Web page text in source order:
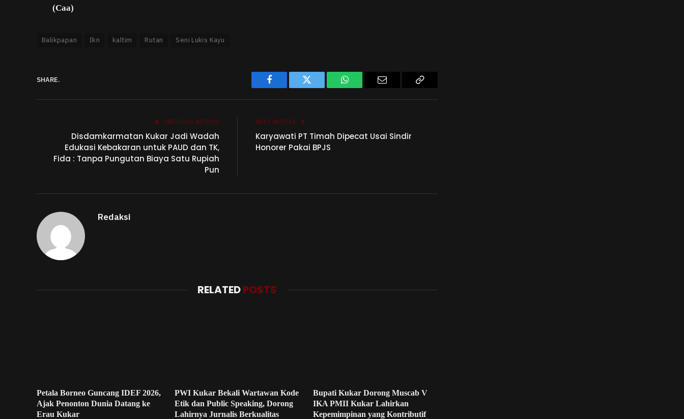
(Caa)
Balikpapan Ikn kaltim Rutan Seni Lukis Kayu
SHARE.
Facebook Twitter WhatsAppEmail
Copy
PREVIOUS ARTICLE
Disdamkarmatan Kukar Jadi Wadah
Edukasi Kebakaran untuk PAUD dan TK,
Fida : Tanpa Pungutan Biaya Satu Rupiah
Pun
NEXT ARTICLE
Karyawati PT Timah Dipecat Usai Sindir
Honorer Pakai BPJS
Redaksi
RELATEDPOSTS
Petala Borneo Guncang IDEF 2026,
Ajak Penonton Dunia Datang ke
Erau Kukar
PWI Kukar Bekali Wartawan Kode
Etik dan Public Speaking, Dorong
Lahirnya Jurnalis Berkualitas
Bupati Kukar Dorong Muscab V
IKA PMII Kukar Lahirkan
Kepemimpinan yang Kontributif